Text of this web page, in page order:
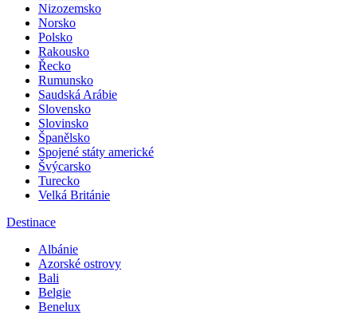
Německo
Nizozemsko
Norsko
Polsko
Rakousko
Řecko
Rumunsko
Saudská Arábie
Slovensko
Slovinsko
Španělsko
Spojené státy americké
Švýcarsko
Turecko
Albánie
Azorské ostrovy
Bali
Belgie